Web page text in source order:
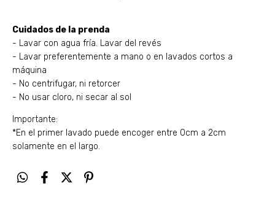
Cuidados de la prenda
- Lavar con agua fría. Lavar del revés
- Lavar preferentemente a mano o en lavados cortos a
máquina
- No centrifugar, ni retorcer
- No usar cloro, ni secar al sol
Importante:
*En el primer lavado puede encoger entre 0cm a 2cm
solamente en el largo.